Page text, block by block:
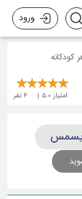
ورود
امتیاز 5.0
4 نفر